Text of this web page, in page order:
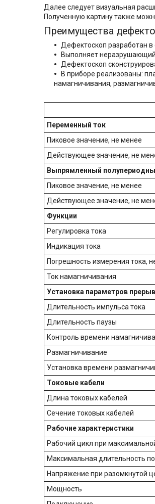
Далее следует визуальная
Полученную картину также
Преимущества
Дефектоскоп разработан в
Выполняет неразрушающий
Дефектоскоп
В приборе реализованы:
намагничивания,
Переменный ток
Пиковое значение, не менее
Действующее значение, не
Выпрямленный
Пиковое значение, не менее
Действующее значение, не
Функции
Регулировка тока
Индикация тока
Погрешность измерения тока,
Ток намагничивания
Установка параметров
Длительность импульса тока
Длительность паузы
Контроль времени
Размагничивание
Установка времени
Токовые кабели
Длина токовых кабелей
Сечение токовых кабелей
Рабочие характеристики
Рабочий цикл при
Максимальная длительность
Напряжение при разомкнутой
Мощность